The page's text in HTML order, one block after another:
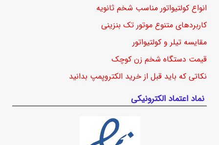
انواع کولتیواتور مناسب شخم ثانویه
کاربردهای متنوع موتور تک بنزینی
مقایسه تیلر و کولتیواتور
قیمت دستگاه شخم زن کوچک
نکاتی که باید قبل از خرید الکتروپمپ بدانید
نماد اعتماد الکترونیکی